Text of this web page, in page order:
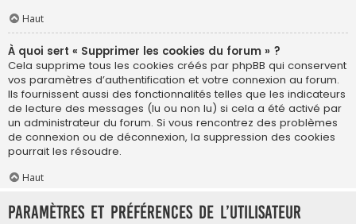
Haut
À quoi sert « Supprimer les cookies du forum » ?
Cela supprime tous les cookies créés par phpBB qui conservent
vos paramètres d’authentification et votre connexion au forum.
Ils fournissent aussi des fonctionnalités telles que les indicateurs
de lecture des messages (lu ou non lu) si cela a été activé par
un administrateur du forum. Si vous rencontrez des problèmes
de connexion ou de déconnexion, la suppression des cookies
pourrait les résoudre.
Haut
Paramètres et préférences de l’utilisateur